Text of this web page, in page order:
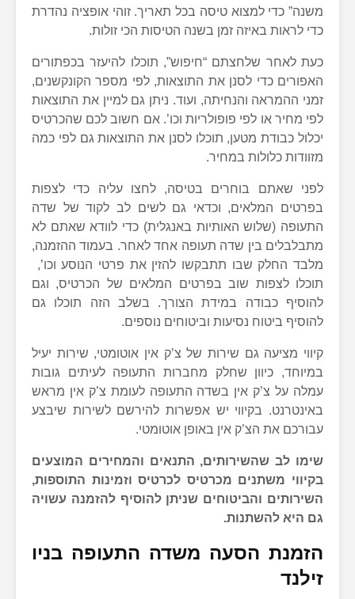
משנה” כדי למצוא טיסה בכל תאריך. זוהי אופציה נהדרת
כדי לראות באיזה זמן בשנה הטיסות הכי זולות.
כעת לאחר שלחצתם “חיפוש”, תוכלו להיעזר בכפתורים
האפורים כדי לסנן את התוצאות, לפי מספר הקונקשנים,
זמני ההמראה והנחיתה, ועוד. ניתן גם למיין את התוצאות
לפי מחיר או לפי פופולריות וכו’. אם חשוב לכם שהכרטיס
יכלול כבודת מטען, תוכלו לסנן את התוצאות גם לפי כמה
מזוודות כלולות במחיר.
לפני שאתם בוחרים בטיסה, לחצו עליה כדי לצפות
בפרטים המלאים, וכדאי גם לשים לב לקוד של שדה
התעופה (שלוש האותיות באנגלית) כדי לוודא שאתם לא
מתבלבלים בין שדה תעופה אחד לאחר. בעמוד ההזמנה,
מלבד החלק שבו תתבקשו להזין את פרטי הנוסע וכו’,
תוכלו לצפות שוב בפרטים המלאים של הכרטיס, וגם
להוסיף כבודה במידת הצורך. בשלב הזה תוכלו גם
להוסיף ביטוח נסיעות וביטוחים נוספים.
קיווי מציעה גם שירות של צ’ק אין אוטומטי, שירות יעיל
במיוחד, כיוון שחלק מחברות התעופה לעיתים גובות
עמלה על צ’ק אין בשדה התעופה לעומת צ’ק אין מראש
באינטרנט. בקיווי יש אפשרות להירשם לשירות שיבצע
עבורכם את הצ’ק אין באופן אוטומטי.
שימו לב שהשירותים, התנאים והמחירים המוצעים
בקיווי משתנים מכרטיס לכרטיס וזמינות התוספות,
השירותים והביטוחים שניתן להוסיף להזמנה עשויה
גם היא להשתנות.
הזמנת הסעה משדה התעופה בניו
זילנד